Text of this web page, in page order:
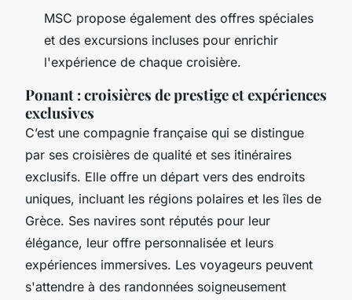
MSC propose également des offres spéciales
et des excursions incluses pour enrichir
l'expérience de chaque croisière.
Ponant : croisières de prestige et expériences
exclusives
C’est une compagnie française qui se distingue
par ses croisières de qualité et ses itinéraires
exclusifs. Elle offre un départ vers des endroits
uniques, incluant les régions polaires et les îles de
Grèce. Ses navires sont réputés pour leur
élégance, leur offre personnalisée et leurs
expériences immersives. Les voyageurs peuvent
s'attendre à des randonnées soigneusement